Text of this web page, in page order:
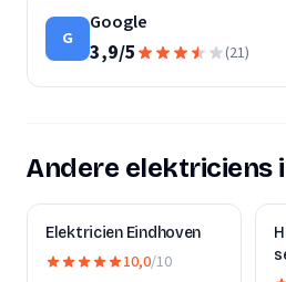
G
Google
3,9/5 (21)
Andere elektriciens
Elektricien Eindhoven
10,0/10